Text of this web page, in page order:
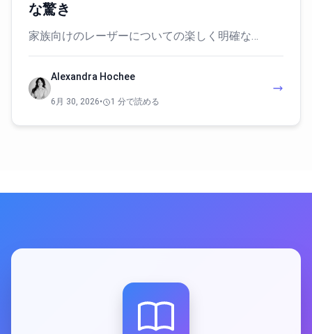
な驚き
家族向けのレーザーについての楽しく明確な…
Alexandra Hochee
6月 30, 2026• 1 分で読める